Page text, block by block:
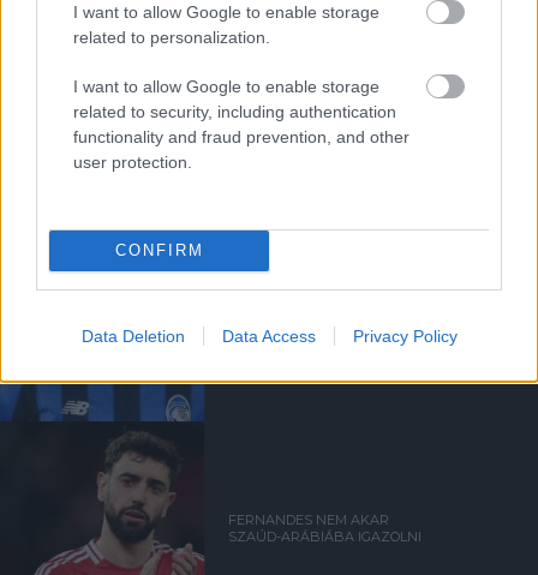
I want to allow Google to enable storage
related to personalization.
I want to allow Google to enable storage
related to security, including authentication
functionality and fraud prevention, and other
user protection.
CONFIRM
Data Deletion Data Access Privacy Policy
ANDREY SANTOSRÓL
MEGEGYEZETT A UNITED A
CHELSEA-VEL - SAJTÓHÍR
EDERSON VÉTELÁRÁBAN
FERNANDES NEM AKAR
SZAÚD-ARÁBIÁBA IGAZOLNI